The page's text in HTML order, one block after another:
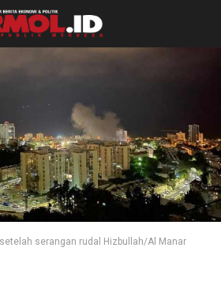
serangan rudal Hizbullah/Al Manar